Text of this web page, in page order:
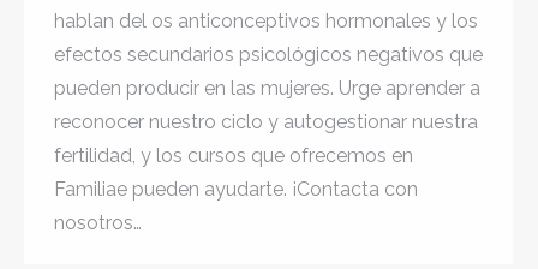
hablan del os anticonceptivos hormonales y los
efectos secundarios psicológicos negativos que
pueden producir en las mujeres. Urge aprender a
reconocer nuestro ciclo y autogestionar nuestra
fertilidad, y los cursos que ofrecemos en
Familiae pueden ayudarte. ¡Contacta con
nosotros…